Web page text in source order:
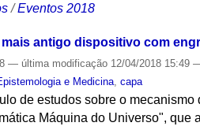
/Eventos 2018
antigo dispositivo com
— última modificação 12/04/2018 15:49
e Medicina ,capa
de estudos sobre o
Máquina do Universo", que